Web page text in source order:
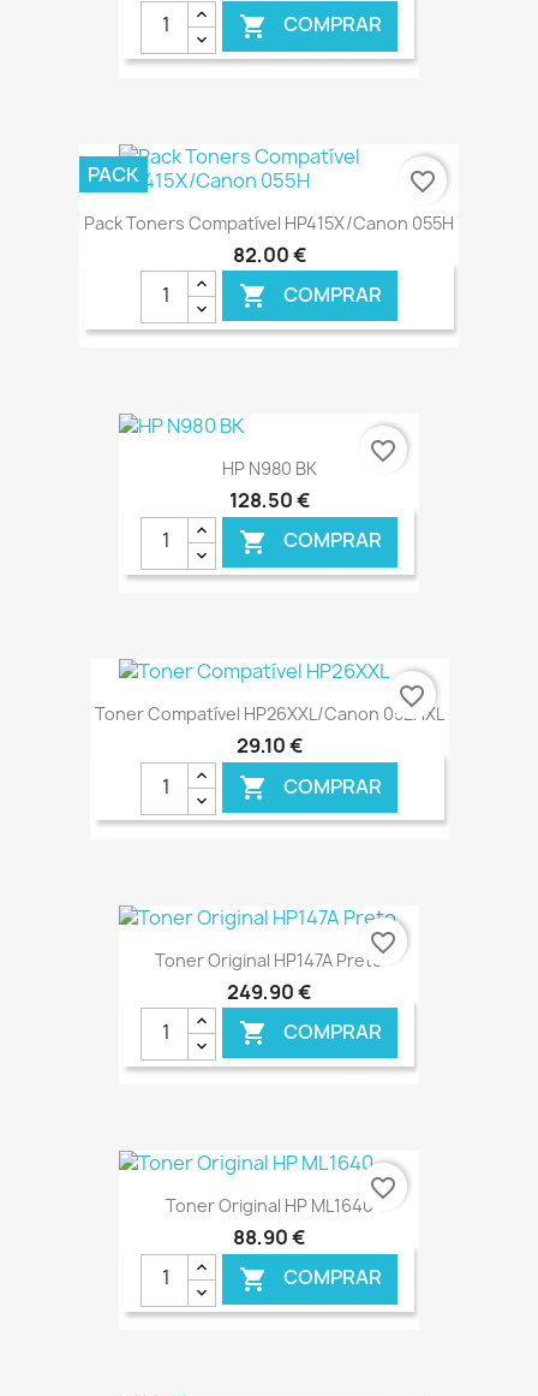
 COMPRAR
€ ONLINE
Pack Toners Compatível HP415X/Canon 055H
82,00 €
 COMPRAR
PACK favorite_border
HP N980 BK
128,50 €
 COMPRAR
€ ONLINE
favorite_border
Toner Compatível HP26XXL/Canon 052HXL
29,10 €
 COMPRAR
€ ONLINE
favorite_border
Toner Original HP147A Preto
249,90 €
 COMPRAR
€ ONLINE
favorite_border
Toner Original HP ML1640
88,90 €
 COMPRAR
favorite_border